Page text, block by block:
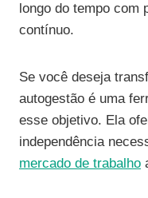
longo do tempo com
contínuo.
Se você deseja
autogestão é uma
esse objetivo. Ela
independência
mercado de trabalho